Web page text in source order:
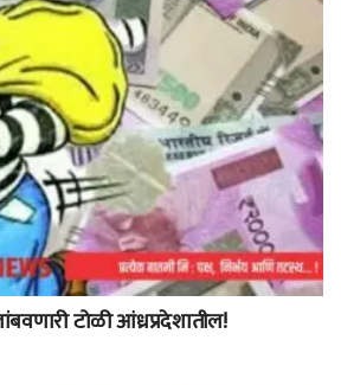
टोळी आंध्रप्रदेशातील!